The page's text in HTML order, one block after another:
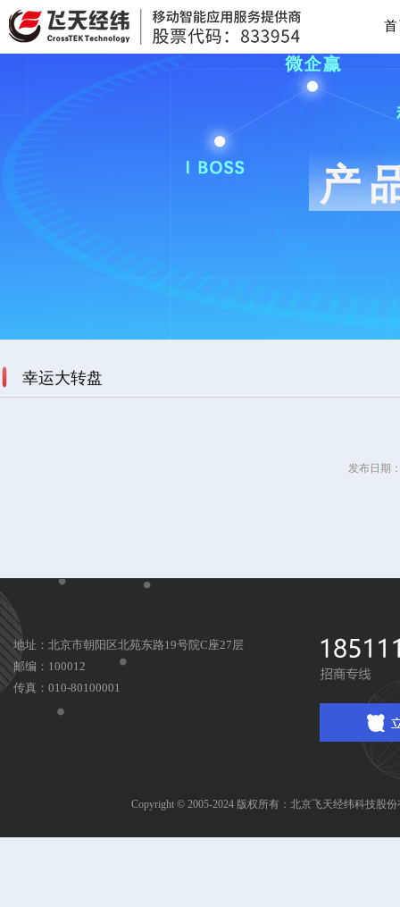
幸运大转盘
发布日期
地址：北京市朝阳区北苑东路19号院C座27层
邮编：100012
传真：010-80100001
Copyright © 2005-2024 版权所有：北京飞天经纬科技股